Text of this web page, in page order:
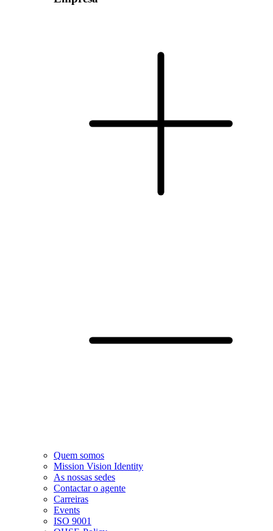
Quem somos
Mission Vision Identity
As nossas sedes
Contactar o agente
Carreiras
Events
ISO 9001